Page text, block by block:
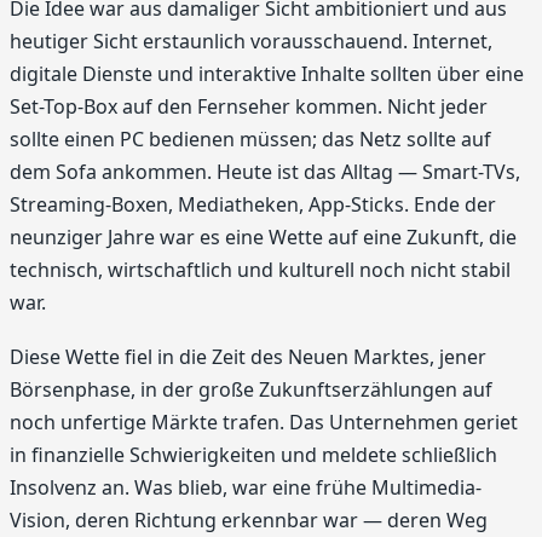
Die Idee war aus damaliger Sicht ambitioniert und aus
heutiger Sicht erstaunlich vorausschauend. Internet,
digitale Dienste und interaktive Inhalte sollten über eine
Set-Top-Box auf den Fernseher kommen. Nicht jeder
sollte einen PC bedienen müssen; das Netz sollte auf
dem Sofa ankommen. Heute ist das Alltag — Smart-TVs,
Streaming-Boxen, Mediatheken, App-Sticks. Ende der
neunziger Jahre war es eine Wette auf eine Zukunft, die
technisch, wirtschaftlich und kulturell noch nicht stabil
war.
Diese Wette fiel in die Zeit des Neuen Marktes, jener
Börsenphase, in der große Zukunftserzählungen auf
noch unfertige Märkte trafen. Das Unternehmen geriet
in finanzielle Schwierigkeiten und meldete schließlich
Insolvenz an. Was blieb, war eine frühe Multimedia-
Vision, deren Richtung erkennbar war — deren Weg